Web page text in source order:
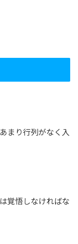
まり行列がなく入
覚悟しなければな